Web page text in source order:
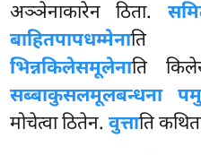
अञ्ञेनाकारेन ठिता.
बाहितपापधम्मेनाति
भिन्नकिलेसमूलेनाति
सब्बाकुसलमूलबन्धना
मोचेत्वा ठितेन.वुत्ताति